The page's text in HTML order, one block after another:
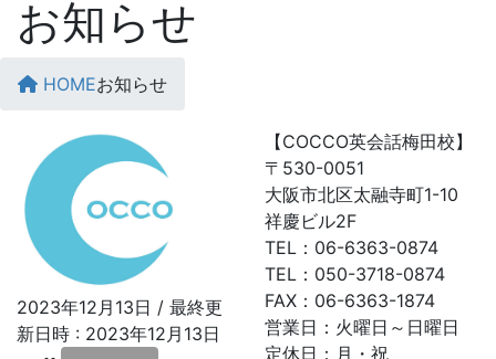
お知らせ
HOMEお知らせ
2023年12月13日 / 最終更
新日時 : 2023年12月13日
【COCCO英会話梅田校】
〒530-0051
大阪市北区太融寺町1-10
祥慶ビル2F
TEL：06-6363-0874
TEL：050-3718-0874
FAX：06-6363-1874
営業日：火曜日～日曜日
定休日：月・祝